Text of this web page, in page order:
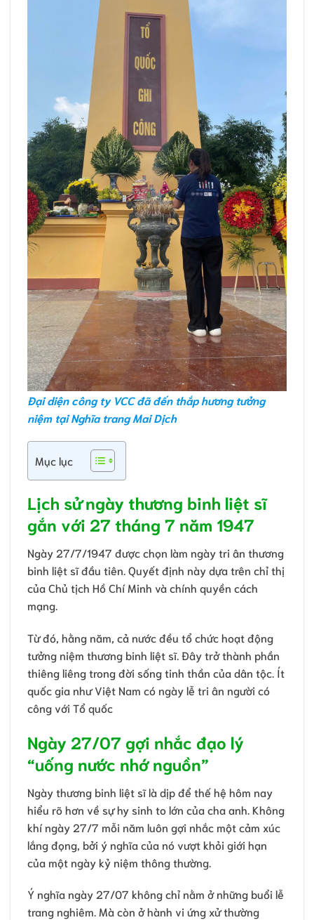
Đại diện công ty VCC đã đến thắp hương tưởng
niệm tại Nghĩa trang Mai Dịch
Mục lục
Lịch sử ngày thương binh liệt sĩ
gắn với 27 tháng 7 năm 1947
Ngày 27/7/1947 được chọn làm ngày tri ân thương
binh liệt sĩ đầu tiên. Quyết định này dựa trên chỉ thị
của Chủ tịch Hồ Chí Minh và chính quyền cách
mạng.
Từ đó, hằng năm, cả nước đều tổ chức hoạt động
tưởng niệm thương binh liệt sĩ. Đây trở thành phần
thiêng liêng trong đời sống tinh thần của dân tộc. Ít
quốc gia như Việt Nam có ngày lễ tri ân người có
công với Tổ quốc
Ngày 27/07 gợi nhắc đạo lý
“uống nước nhớ nguồn”
Ngày thương binh liệt sĩ là dịp để thế hệ hôm nay
hiểu rõ hơn về sự hy sinh to lớn của cha anh. Không
khí ngày 27/7 mỗi năm luôn gợi nhắc một cảm xúc
lắng đọng, bởi ý nghĩa của nó vượt khỏi giới hạn
của một ngày kỷ niệm thông thường.
Ý nghĩa ngày 27/07 không chỉ nằm ở những buổi lễ
trang nghiêm. Mà còn ở hành vi ứng xử thường